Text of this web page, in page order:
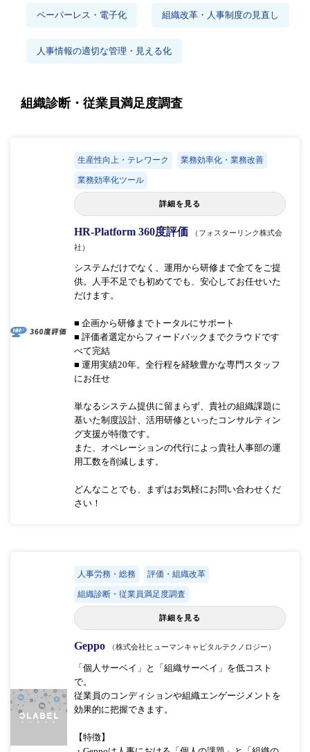
ペーパーレス・電子化 組織改革・人事制度の見直し
人事情報の適切な管理・見える化
組織診断・従業員満足度調査
生産性向上・テレワーク 業務効率化・業務改善
業務効率化ツール
詳細を見る
HR-Platform 360度評価
（フォスターリンク株式会
社）
システムだけでなく、運用から研修まで全てをご提
供。人手不足でも初めてでも、安心してお任せいた
だけます。
■ 企画から研修までトータルにサポート
■ 評価者選定からフィードバックまでクラウドです
べて完結
■ 運用実績20年。全行程を経験豊かな専門スタッフ
にお任せ
単なるシステム提供に留まらず、貴社の組織課題に
基いた制度設計、活用研修といったコンサルティン
グ支援が特徴です。
また、オペレーションの代行によっ貴社人事部の運
用工数を削減します。
どんなことでも、まずはお気軽にお問い合わせくだ
さい！
人事労務・総務 評価・組織改革
組織診断・従業員満足度調査
詳細を見る
Geppo （株式会社ヒューマンキャピタルテクノロジー）
「個人サーベイ」と「組織サーベイ」を低コスト
で。
従業員のコンディションや組織エンゲージメントを
効果的に把握できます。
【特徴】